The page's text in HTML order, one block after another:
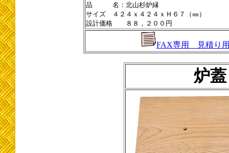
品 名：北山杉炉縁
サイズ ４２４ｘ４２４ｘＨ６７（㎜）
設計価格 ８８，２００円
FAX専用 見積り
炉